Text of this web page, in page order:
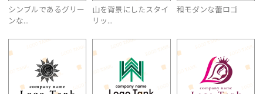
シンブルであるグリー
ンな...
山を背景にしたスタイ
リッ...
和モダンな蕾ロゴ